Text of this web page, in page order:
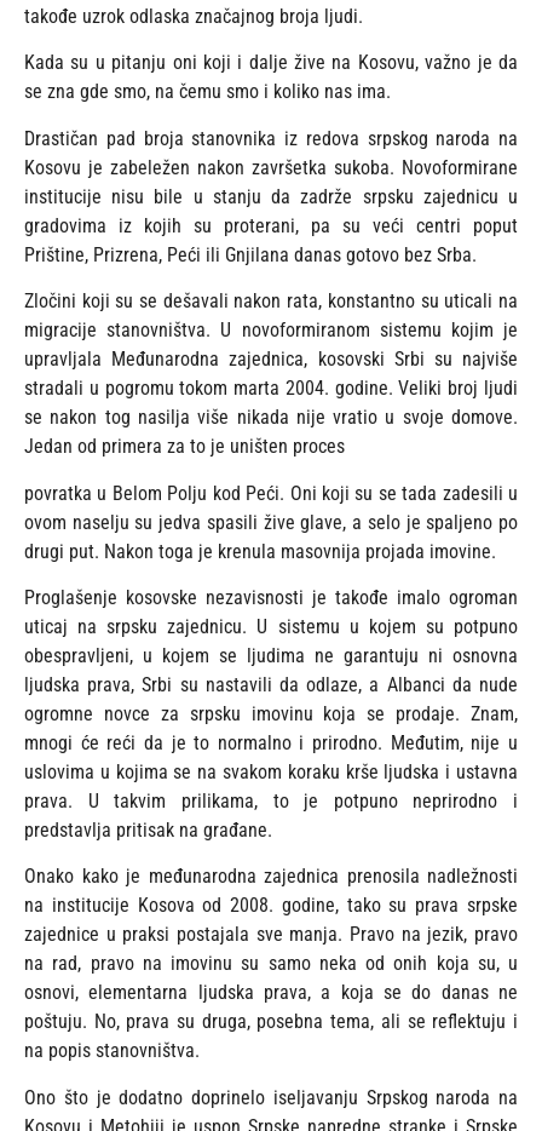
takođe uzrok odlaska značajnog broja ljudi.
Kada su u pitanju oni koji i dalje žive na Kosovu, važno je da
se zna gde smo, na čemu smo i koliko nas ima.
Drastičan pad broja stanovnika iz redova srpskog naroda na
Kosovu je zabeležen nakon završetka sukoba. Novoformirane
institucije nisu bile u stanju da zadrže srpsku zajednicu u
gradovima iz kojih su proterani, pa su veći centri poput
Prištine, Prizrena, Peći ili Gnjilana danas gotovo bez Srba.
Zločini koji su se dešavali nakon rata, konstantno su uticali na
migracije stanovništva. U novoformiranom sistemu kojim je
upravljala Međunarodna zajednica, kosovski Srbi su najviše
stradali u pogromu tokom marta 2004. godine. Veliki broj ljudi
se nakon tog nasilja više nikada nije vratio u svoje domove.
Jedan od primera za to je uništen proces
povratka u Belom Polju kod Peći. Oni koji su se tada zadesili u
ovom naselju su jedva spasili žive glave, a selo je spaljeno po
drugi put. Nakon toga je krenula masovnija projada imovine.
Proglašenje kosovske nezavisnosti je takođe imalo ogroman
uticaj na srpsku zajednicu. U sistemu u kojem su potpuno
obespravljeni, u kojem se ljudima ne garantuju ni osnovna
ljudska prava, Srbi su nastavili da odlaze, a Albanci da nude
ogromne novce za srpsku imovinu koja se prodaje. Znam,
mnogi će reći da je to normalno i prirodno. Međutim, nije u
uslovima u kojima se na svakom koraku krše ljudska i ustavna
prava. U takvim prilikama, to je potpuno neprirodno i
predstavlja pritisak na građane.
Onako kako je međunarodna zajednica prenosila nadležnosti
na institucije Kosova od 2008. godine, tako su prava srpske
zajednice u praksi postajala sve manja. Pravo na jezik, pravo
na rad, pravo na imovinu su samo neka od onih koja su, u
osnovi, elementarna ljudska prava, a koja se do danas ne
poštuju. No, prava su druga, posebna tema, ali se reflektuju i
na popis stanovništva.
Ono što je dodatno doprinelo iseljavanju Srpskog naroda na
Kosovu i Metohiji je uspon Srpske napredne stranke i Srpske